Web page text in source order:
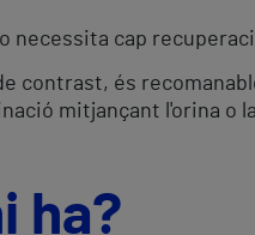
necessita cap
contrast, és
mitjançant l'orina o
ha?